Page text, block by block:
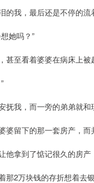
我，最后还是不停的流
她吗？”
至看着婆婆在病床上被
抚我，而一旁的弟弟就和
留下的那一套房产，而
拿到了惦记很久的房产
2万块钱的存折想着去